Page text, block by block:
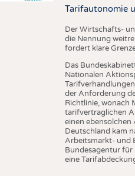
Tarifautonomie
Der Wirtschafts-
die Nennung
fordert klare
Das
Nationalen
der Anforderung
Richtlinie, wonach
tarifvertraglichen
einen ebensolchen
Deutschland kam
Arbeitsmarkt- und
Bundesagentur für
eine